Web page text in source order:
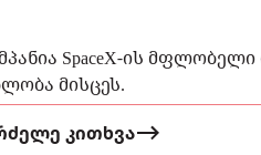
SpaceX-ის
მისცეს.
კითხვა